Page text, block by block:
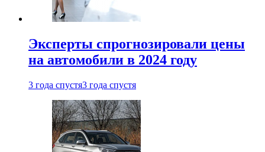
Эксперты спрогнозировали цены
на автомобили в 2024 году
3 года спустя3 года спустя